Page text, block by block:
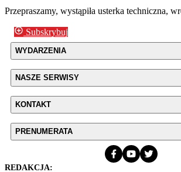
Przepraszamy, wystąpiła usterka techniczna,
Subskrybuj
WYDARZENIA
NASZE SERWISY
KONTAKT
PRENUMERATA
REDAKCJA: